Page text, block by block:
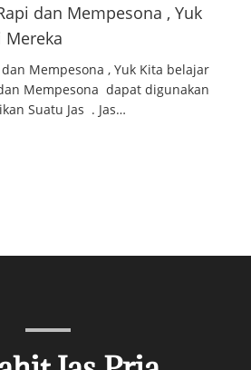
dan Mempesona , Yuk
Mereka
dan Mempesona , Yuk Kita belajar
Mempesona dapat digunakan
Suatu Jas . Jas…